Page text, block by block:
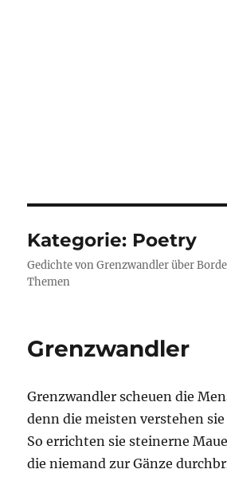
Kategorie: Poetry
Gedichte von Grenzwandler über
Themen
Grenzwandler
Grenzwandler scheuen die
denn die meisten verstehen
So errichten sie steinerne
die niemand zur Gänze